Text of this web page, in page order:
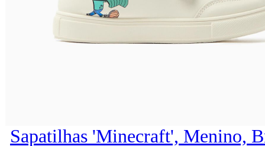
Sapatilhas 'Minecraft', Menino,